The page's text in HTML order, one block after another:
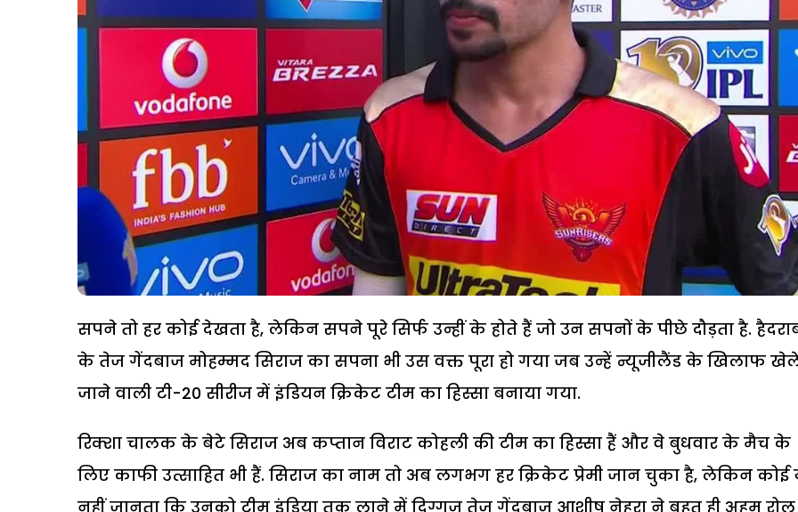
सपने तो हर कोई देखता है, लेकिन सपने पूरे सिर्फ उन्हीं के होते हैं जो उन सपनों के पीछे दौड़ता है.
के तेज गेंदबाज मोहम्मद सिराज का सपना भी उस वक्त पूरा हो गया जब उन्हें न्यूजीलैंड के खिलाफ
जाने वाली टी-20 सीरीज में इंडियन क्रिकेट टीम का हिस्सा बनाया गया.
रिक्शा चालक के बेटे सिराज अब कप्तान विराट कोहली की टीम का हिस्सा हैं और वे बुधवार के मैच के
लिए काफी उत्साहित भी हैं. सिराज का नाम तो अब लगभग हर क्रिकेट प्रेमी जान चुका है, लेकिन कोई
नहीं जानता कि उनको टीम इंडिया तक लाने में दिग्गज तेज गेंदबाज आशीष नेहरा ने बहुत ही अहम रोल